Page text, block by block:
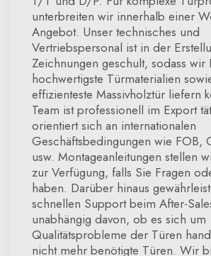
unterbreiten wir innerhalb einer
Angebot. Unser technisches und
Vertriebspersonal ist in der
Zeichnungen geschult, sodass wir
hochwertigste Türmaterialien
effizienteste Massivholztür liefern
Team ist professionell im Export
orientiert sich an internationalen
Geschäftsbedingungen wie FOB,
usw. Montageanleitungen stellen
zur Verfügung, falls Sie Fragen
haben. Darüber hinaus
schnellen Support beim After-
unabhängig davon, ob es sich um
Qualitätsprobleme der Türen
nicht mehr benötigte Türen. Wir